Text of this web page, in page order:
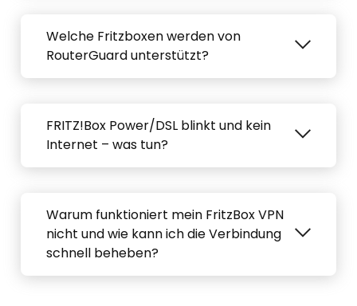
Welche Fritzboxen werden von
RouterGuard unterstützt?
FRITZ!Box Power/DSL blinkt und kein
Internet – was tun?
Warum funktioniert mein FritzBox VPN
nicht und wie kann ich die Verbindung
schnell beheben?